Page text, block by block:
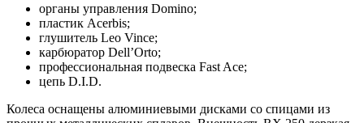
органы управления Domino;
пластик Acerbis;
глушитель Leo Vince;
карбюратор Dell’Orto;
профессиональная подвеска Fast Ace;
цепь D.I.D.
Колеса оснащены алюминиевыми дисками со спицами из